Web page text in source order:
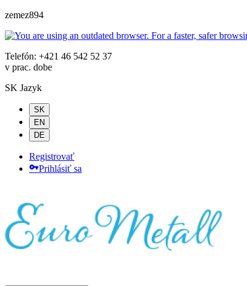
zemez894
Telefón: +421 46 542 52 37
v prac. dobe
SK Jazyk
SK
EN
DE
Registrovať
Prihlásiť sa